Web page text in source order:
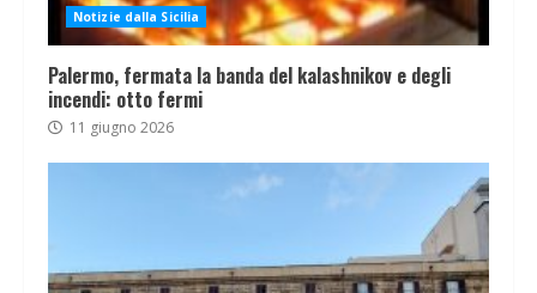
Notizie dalla Sicilia
Palermo, fermata la banda del kalashnikov e degli
incendi: otto fermi
11 giugno 2026